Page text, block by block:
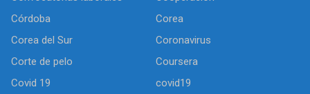
Córdoba
Corea
Corea del Sur
Coronavirus
Corte de pelo
Coursera
Covid 19
covid19